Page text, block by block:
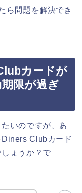
ら問題を解決でき
カードが
限が過ぎ
いのですが、あ
Diners Clubカード
ょうか？で